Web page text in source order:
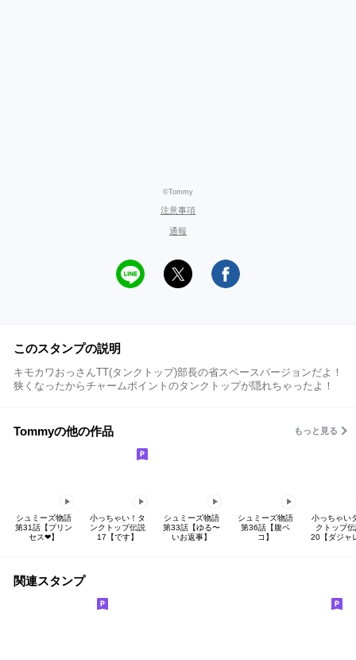
©Tommy
注意事項
通報
このスタンプの説明
キモカワおっさんTT(タンクトップ)部長の省スペースバージョンだよ！
狭くなったからチャームポイントのタンクトップが隠れちゃったよ！
Tommyの他の作品 もっと見る
シュミーズ物語
第31話【プリン
セス❤︎】
小っちゃい！タ
ンクトップ伝説
17【です】
シュミーズ物語
第33話【ゆる〜
いお返事】
シュミーズ物語
第36話【腹ペ
コ】
小っちゃい
クトップ
20【ダジャ
関連スタンプ